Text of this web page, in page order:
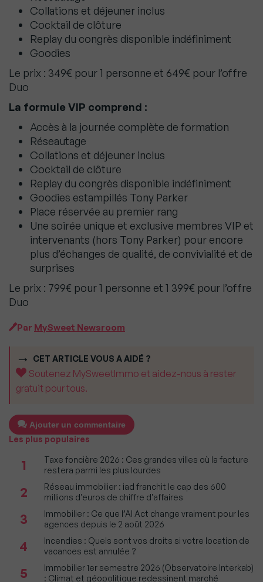
Collations et déjeuner inclus
Cocktail de clôture
Replay du congrès disponible indéfiniment
Goodies
Le prix : 349€ pour 1 personne et 649€ pour l’offre
Duo
La formule VIP comprend :
Accès à la journée complète de formation
Réseautage
Collations et déjeuner inclus
Cocktail de clôture
Replay du congrès disponible indéfiniment
Goodies estampillés Tony Parker
Place réservée au premier rang
Une soirée unique et exclusive membres VIP et
intervenants (hors Tony Parker) pour encore
plus d’échanges de qualité, de convivialité et de
surprises
Le prix : 799€ pour 1 personne et 1 399€ pour l’offre
Duo
Par MySweet Newsroom
CET ARTICLE VOUS A AIDÉ ?
Soutenez MySweetImmo et aidez-nous à rester
gratuit pour tous.
Ajouter un commentaire
Les plus populaires
1
Taxe foncière 2026 : Ces grandes villes où la facture
restera parmi les plus lourdes
2
Réseau immobilier : iad franchit le cap des 600
millions d'euros de chiffre d'affaires
3
Immobilier : Ce que l’AI Act change vraiment pour les
agences depuis le 2 août 2026
4
Incendies : Quels sont vos droits si votre location de
vacances est annulée ?
5
Immobilier 1er semestre 2026 (Observatoire Interkab)
: Climat et géopolitique redessinent marché